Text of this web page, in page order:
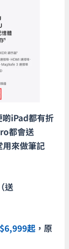
iPad都有折
都會送
來做筆記
送
起 ，原